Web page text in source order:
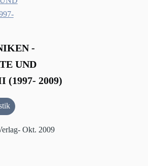
-
UND
(1997- 2009)
Okt. 2009